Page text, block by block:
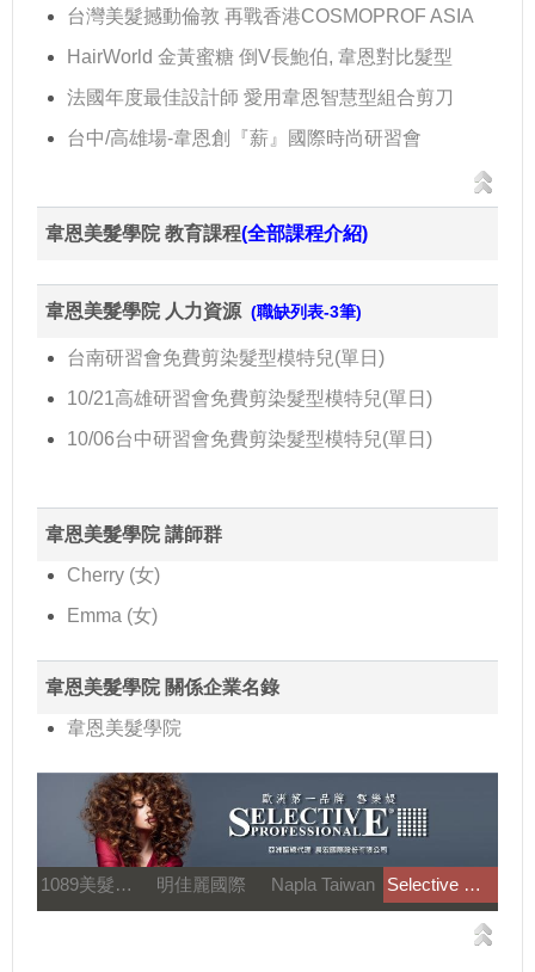
台灣美髮撼動倫敦 再戰香港COSMOPROF ASIA
HairWorld 金黃蜜糖 倒V長鮑伯, 韋恩對比髮型
法國年度最佳設計師 愛用韋恩智慧型組合剪刀
台中/高雄場-韋恩創『薪』國際時尚研習會
韋恩美髮學院 教育課程(全部課程介紹)
韋恩美髮學院 人力資源 (職缺列表-3筆)
台南研習會免費剪染髮型模特兒(單日)
10/21高雄研習會免費剪染髮型模特兒(單日)
10/06台中研習會免費剪染髮型模特兒(單日)
韋恩美髮學院 講師群
Cherry (女)
Emma (女)
韋恩美髮學院 關係企業名錄
韋恩美髮學院
1089美髮教育團隊 明佳麗國際 Napla Taiwan Selective 雪樂媞